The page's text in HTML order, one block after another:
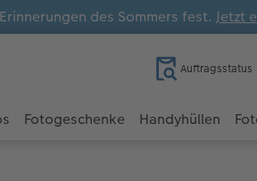
des Sommers fest. Jetzt
Auftragsstatus
Fotogeschenke Handyhüllen